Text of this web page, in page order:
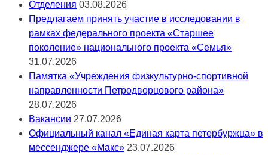
Отделения 03.08.2026
Предлагаем принять участие в исследовании в
рамках федерального проекта «Старшее
поколение» национального проекта «Семья»
31.07.2026
Памятка «Учреждения физкультурно-спортивной
направленности Петродворцового района»
28.07.2026
Вакансии 27.07.2026
Официальный канал «Единая карта петербуржца» в
мессенджере «Макс» 23.07.2026